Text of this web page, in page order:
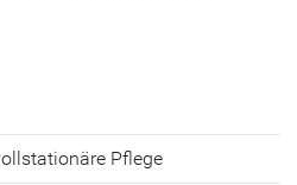
Pfle­ge